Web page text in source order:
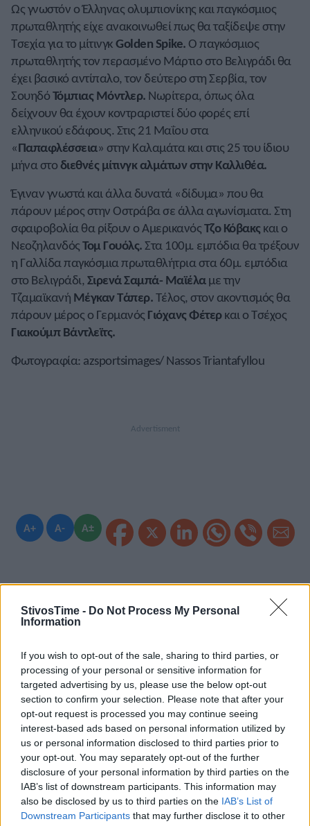
StivosTime - Do Not Process My Personal
Information
If you wish to opt-out of the sale, sharing to third parties, or
processing of your personal or sensitive information for
targeted advertising by us, please use the below opt-out
section to confirm your selection. Please note that after your
opt-out request is processed you may continue seeing
interest-based ads based on personal information utilized by
us or personal information disclosed to third parties prior to
your opt-out. You may separately opt-out of the further
disclosure of your personal information by third parties on the
IAB’s list of downstream participants. This information may
also be disclosed by us to third parties on the IAB’s List of
Downstream Participants that may further disclose it to other
A+ A- A±
Ως γνωστόν ο Έλληνας ολυμπιονίκης και παγκόσμιος
πρωταθλητής είχε ανακοινωθεί πως θα ταξίδεψε στην
Τσεχία για το μίτινγκGolden Spike. Ο παγκόσμιος
πρωταθλητής τον περασμένο Μάρτιο στο Βελιγράδι θα
έχει βασικό αντίπαλο, τον δεύτερο στη Σερβία, τον
ΣουηδόΤόμπιας Μόντλερ. Νωρίτερα, όπως όλα
δείχνουν θα έχουν κοντραριστεί δύο φορές επί
ελληνικού εδάφους. Στις 21 Μαΐου στα
«Παπαφλέσσεια» στην Καλαμάτα και στις 25 του ίδιου
μήνα στο διεθνές μίτινγκ αλμάτων στην Καλλιθέα.
Έγιναν γνωστά και άλλα δυνατά «δίδυμα» που θα
πάρουν μέρος στην Οστράβα σε άλλα αγωνίσματα. Στη
σφαιροβολία θα ρίξουν ο ΑμερικανόςΤζο Κόβακςκαι ο
ΝεοζηλανδόςΤομ Γουόλς.Στα 100μ. εμπόδια θα τρέξουν
η Γαλλίδα παγκόσμια πρωταθλήτρια στα 60μ. εμπόδια
στο Βελιγράδι,Σιρενά Σαμπά- Μαϊέλαμε την
Τζαμαϊκανή Μέγκαν Τάπερ.Τέλος, στον ακοντισμός θα
πάρουν μέρος ο Γερμανός Γιόχανς Φέτερκαι ο Τσέχος
Γιακούμπ Βάντλεϊτς.
Φωτογραφία: azsportsimages/ Nassos Triantafyllou
Εγγραφείτε στο Stivostime των